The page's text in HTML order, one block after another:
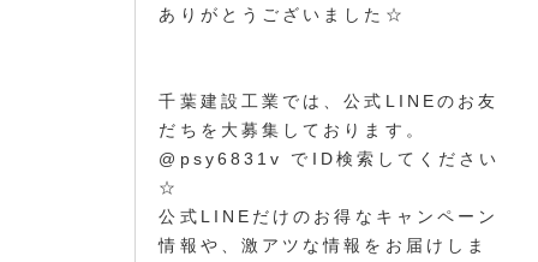
ありがとうございました☆
千葉建設工業では、公式LINEのお友
だちを大募集しております。
@psy6831v でID検索してください
☆
公式LINEだけのお得なキャンペーン
情報や、激アツな情報をお届けしま